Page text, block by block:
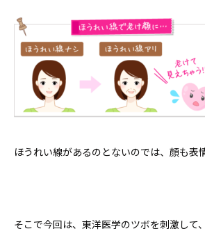
ほうれい線があるのとないのでは、顔も表
そこで今回は、東洋医学のツボを刺激して